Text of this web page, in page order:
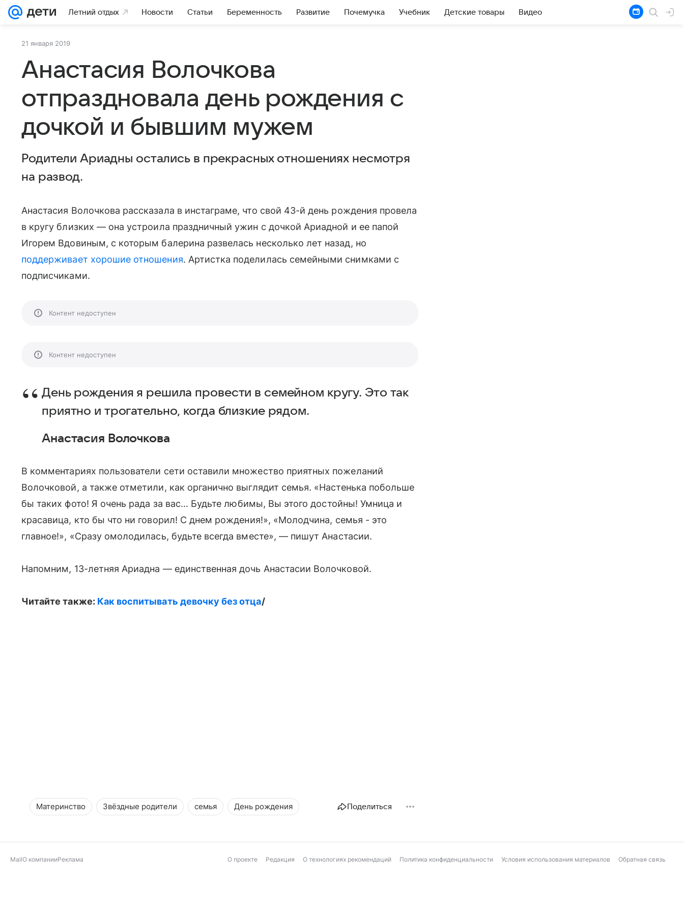
Летний отдых Новости Статьи Беременность Развитие Почемучка Учебник Детские товары Видео
21 января 2019
Анастасия Волочкова
отпраздновала день рождения с
дочкой и бывшим мужем
Родители Ариадны остались в прекрасных отношениях несмотря
на развод.
Анастасия Волочкова рассказала в инстаграме, что свой 43-й день рождения провела
в кругу близких — она устроила праздничный ужин с дочкой Ариадной и ее папой
Игорем Вдовиным, с которым балерина развелась несколько лет назад, но
поддерживает хорошие отношения. Артистка поделилась семейными снимками с
подписчиками.
Контент недоступен
Контент недоступен
День рождения я решила провести в семейном кругу. Это так
приятно и трогательно, когда близкие рядом.
Анастасия Волочкова
В комментариях пользователи сети оставили множество приятных пожеланий
Волочковой, а также отметили, как органично выглядит семья. «Настенька побольше
бы таких фото! Я очень рада за вас... Будьте любимы, Вы этого достойны! Умница и
красавица, кто бы что ни говорил! С днем рождения!», «Молодчина, семья - это
главное!», «Сразу омолодилась, будьте всегда вместе», — пишут Анастасии.
Напомним, 13-летняя Ариадна — единственная дочь Анастасии Волочковой.
Читайте также: Как воспитывать девочку без отца/
Материнство Звёздные родители семья День рождения Поделиться
MailО компанииРеклама О проекте Редакция О технологиях рекомендаций Политика конфиденциальности Условия использования материалов Обратная связь